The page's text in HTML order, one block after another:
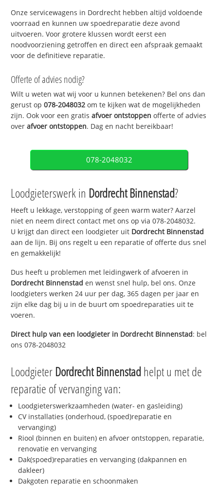
Onze servicewagens in Dordrecht hebben altijd voldoende
voorraad en kunnen uw spoedreparatie deze avond
uitvoeren. Voor grotere klussen wordt eerst een
noodvoorziening getroffen en direct een afspraak gemaakt
voor de definitieve reparatie.
Offerte of advies nodig?
Wilt u weten wat wij voor u kunnen betekenen? Bel ons dan
gerust op078-2048032 om te kijken wat de mogelijkheden
zijn. Ook voor een gratisafvoer ontstoppen offerte of advies
overafvoer ontstoppen. Dag en nacht bereikbaar!
078-2048032
Loodgieterswerk in Dordrecht Binnenstad?
Heeft u lekkage, verstopping of geen warm water? Aarzel
niet en neem direct contact met ons op via 078-2048032.
U krijgt dan direct een loodgieter uit Dordrecht Binnenstad
aan de lijn. Bij ons regelt u een reparatie of offerte dus snel
en gemakkelijk!
Dus heeft u problemen met leidingwerk of afvoeren in
Dordrecht Binnenstad en wenst snel hulp, bel ons. Onze
loodgieters werken 24 uur per dag, 365 dagen per jaar en
zijn elke dag bij u in de buurt om spoedreparaties uit te
voeren.
Direct hulp van een loodgieter in Dordrecht Binnenstad: bel
ons 078-2048032
Loodgieter Dordrecht Binnenstadhelpt u met de
reparatie of vervanging van:
Loodgieterswerkzaamheden (water- en gasleiding)
CV installaties (onderhoud, (spoed)reparatie en
vervanging)
Riool (binnen en buiten) en afvoer ontstoppen, reparatie,
renovatie en vervanging
Dak(spoed)reparaties en vervanging (dakpannen en
dakleer)
Dakgoten reparatie en schoonmaken